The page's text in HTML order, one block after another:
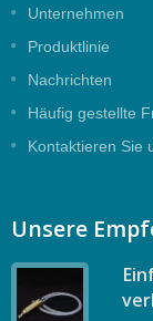
Unternehmen
Produktlinie
Nachrichten
Häufig gestellte
Kontaktieren Sie
Unsere